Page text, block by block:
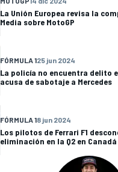
La Unión Europea revisa la
Media sobre MotoGP
FÓRMULA 125 jun 2024
La policía no encuentra delito
acusa de sabotaje a Mercedes
FÓRMULA 18 jun 2024
Los pilotos de Ferrari F1
eliminación en la Q2 en Canadá